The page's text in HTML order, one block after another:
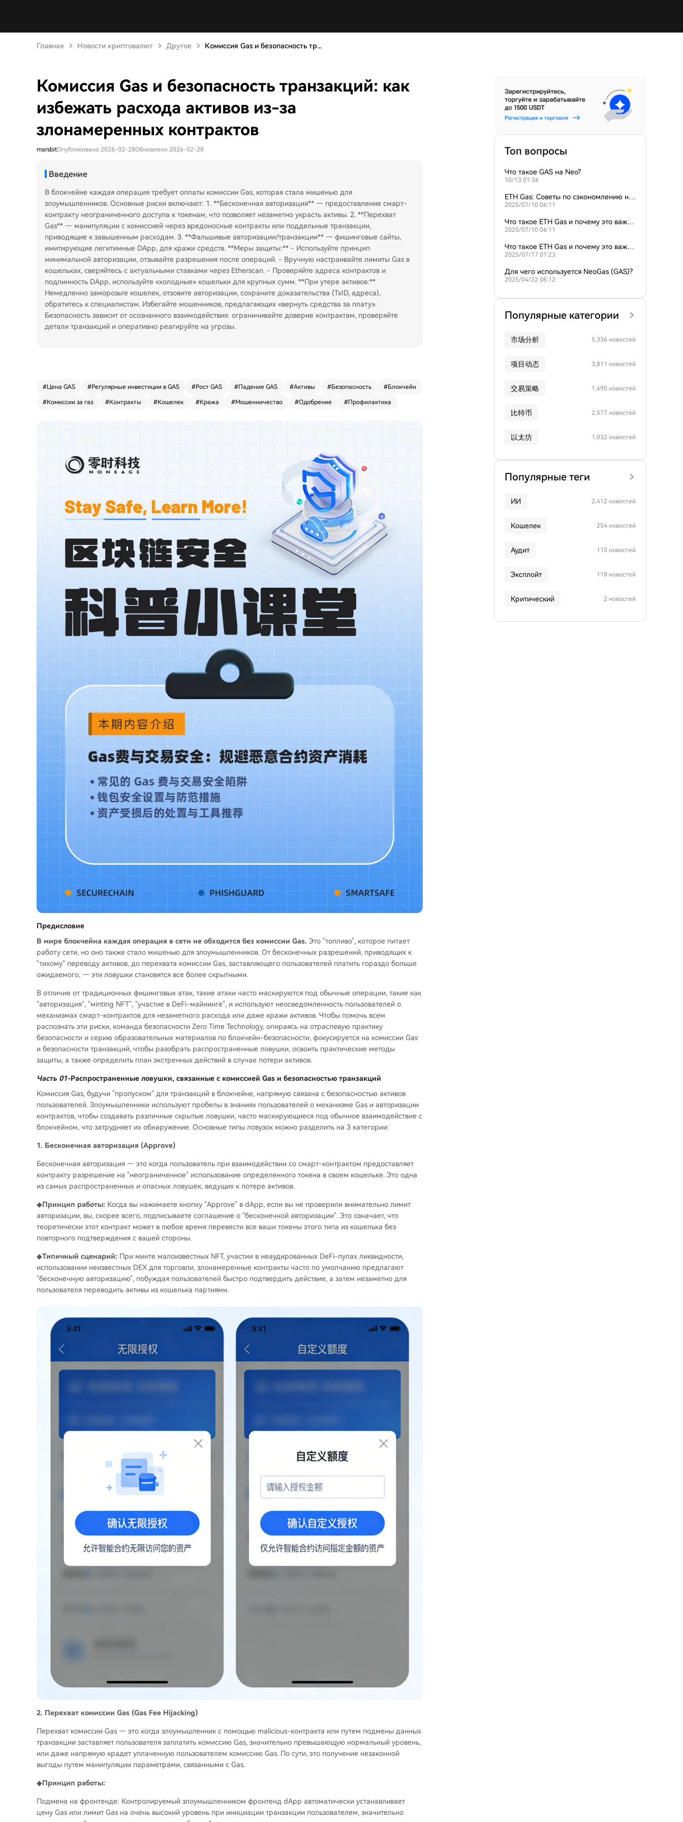
Главная Новости криптовалют Другое Комиссия Gas и безопасность тр...
Комиссия Gas и безопасность транзакций: как
избежать расхода активов из-за
злонамеренных контрактов
marsbitОпубликовано 2026-02-28Обновлено 2026-02-28
Введение
В блокчейне каждая операция требует оплаты комиссии Gas, которая стала мишенью для
злоумышленников. Основные риски включают: 1. **Бесконечная авторизация** — предоставление смарт-
контракту неограниченного доступа к токенам, что позволяет незаметно украсть активы. 2. **Перехват
Gas** — манипуляции с комиссией через вредоносные контракты или поддельные транзакции,
приводящие к завышенным расходам. 3. **Фальшивые авторизации/транзакции** — фишинговые сайты,
имитирующие легитимные DApp, для кражи средств. **Меры защиты:** - Используйте принцип
минимальной авторизации, отзывайте разрешения после операций. - Вручную настраивайте лимиты Gas в
кошельках, сверяйтесь с актуальными ставками через Etherscan. - Проверяйте адреса контрактов и
подлинность DApp, используйте «холодные» кошельки для крупных сумм. **При утере активов:**
Немедленно заморозьте кошелек, отзовите авторизации, сохраните доказательства (TxID, адреса),
обратитесь к специалистам. Избегайте мошенников, предлагающих «вернуть средства за плату».
Безопасность зависит от осознанного взаимодействия: ограничивайте доверие контрактам, проверяйте
детали транзакций и оперативно реагируйте на угрозы.
#Цена GAS #Регулярные инвестиции в GAS #Рост GAS #Падение GAS #Активы #Безопасность #Блокчейн
#Комиссии за газ #Контракты #Кошелек #Кража #Мошенничество #Одобрение #Профилактика
Предисловие
В мире блокчейна каждая операция в сети не обходится без комиссии Gas. Это "топливо", которое питает
работу сети, но оно также стало мишенью для злоумышленников. От бесконечных разрешений, приводящих к
"тихому" переводу активов, до перехвата комиссии Gas, заставляющего пользователей платить гораздо больше
ожидаемого, — эти ловушки становятся все более скрытными.
В отличие от традиционных фишинговых атак, такие атаки часто маскируются под обычные операции, такие как
"авторизация", "мinting NFT", "участие в DeFi-майнинге", и используют неосведомленность пользователей о
механизмах смарт-контрактов для незаметного расхода или даже кражи активов. Чтобы помочь всем
распознать эти риски, команда безопасности Zero Time Technology, опираясь на отраслевую практику
безопасности и серию образовательных материалов по блокчейн-безопасности, фокусируется на комиссии Gas
и безопасности транзакций, чтобы разобрать распространенные ловушки, освоить практические методы
защиты, а также определить план экстренных действий в случае потери активов.
Часть 01-Распространенные ловушки, связанные с комиссией Gas и безопасностью транзакций
Комиссия Gas, будучи "пропуском" для транзакций в блокчейне, напрямую связана с безопасностью активов
пользователей. Злоумышленники используют пробелы в знаниях пользователей о механизме Gas и авторизации
контрактов, чтобы создавать различные скрытые ловушки, часто маскирующиеся под обычное взаимодействие с
блокчейном, что затрудняет их обнаружение. Основные типы ловузок можно разделить на 3 категории:
1. Бесконечная авторизация (Approve)
Бесконечная авторизация — это когда пользователь при взаимодействии со смарт-контрактом предоставляет
контракту разрешение на "неограниченное" использование определенного токена в своем кошельке. Это одна
из самых распространенных и опасных ловушек, ведущих к потере активов.
◆Принцип работы: Когда вы нажимаете кнопку "Approve" в dApp, если вы не проверили внимательно лимит
авторизации, вы, скорее всего, подписываете соглашение о "бесконечной авторизации". Это означает, что
теоретически этот контракт может в любое время перевести все ваши токены этого типа из кошелька без
повторного подтверждения с вашей стороны.
◆Типичный сценарий: При минте малоизвестных NFT, участии в неаудированных DeFi-пулах ликвидности,
использовании неизвестных DEX для торговли, злонамеренные контракты часто по умолчанию предлагают
"бесконечную авторизацию", побуждая пользователей быстро подтвердить действие, а затем незаметно для
пользователя переводить активы из кошелька партиями.
2. Перехват комиссии Gas (Gas Fee Hijacking)
Перехват комиссии Gas — это когда злоумышленник с помощью malicious-контракта или путем подмены данных
транзакции заставляет пользователя заплатить комиссию Gas, значительно превышающую нормальный уровень,
или даже напрямую крадет уплаченную пользователем комиссию Gas. По сути, это получение незаконной
выгоды путем манипуляции параметрами, связанными с Gas.
◆Принцип работы:
Подмена на фронтенде: Контролируемый злоумышленником фронтенд dApp автоматически устанавливает
цену Gas или лимит Gas на очень высокий уровень при инициации транзакции пользователем, значительно
Топ вопросы
Что такое GAS на Neo?
10/13 01:36
ETH Gas: Советы по сэкономлению на
комиссиях за транзакции
2025/07/10 06:11
Что такое ETH Gas и почему это важн
о?
2025/07/10 06:11
Что такое ETH Gas и почему это важн
о?
2025/07/17 01:23
Для чего используется NeoGas (GAS)?
2025/04/22 08:12
Популярные категории
市场分析 5,336 новостей
项目动态 3,811 новостей
交易策略 1,490 новостей
比特币 2,577 новостей
以太坊 1,032 новостей
Популярные теги
ИИ 2,412 новостей
Кошелек 254 новостей
Аудит 110 новостей
Эксплойт 118 новостей
Критический 2 новостей